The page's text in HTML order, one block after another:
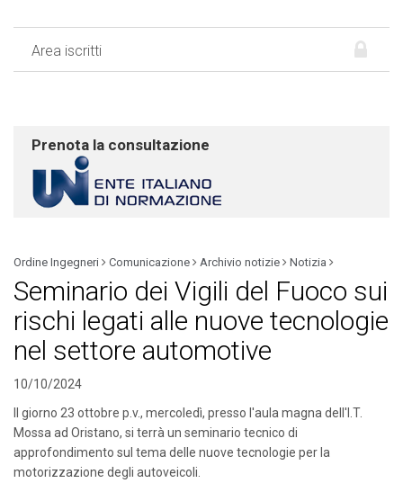
Area iscritti
Prenota la consultazione
Ordine Ingegneri Comunicazione Archivio notizie Notizia
Seminario dei Vigili del Fuoco sui
rischi legati alle nuove tecnologie
nel settore automotive
10/10/2024
Il giorno 23 ottobre p.v., mercoledì, presso l'aula magna dell'I.T.
Mossa ad Oristano, si terrà un seminario tecnico di
approfondimento sul tema delle nuove tecnologie per la
motorizzazione degli autoveicoli.